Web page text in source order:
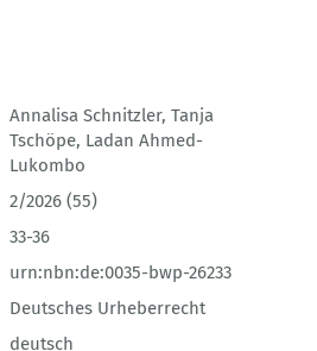
Annalisa Schnitzler, Tanja
Tschöpe, Ladan Ahmed-
Lukombo
2/2026 (55)
33-36
urn:nbn:de:0035-bwp-26233
Deutsches Urheberrecht
deutsch